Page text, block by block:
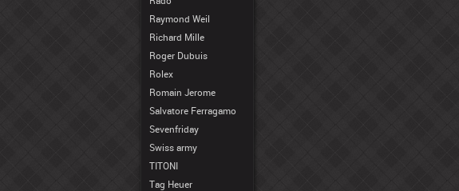
Raymond Weil
Richard Mille
Roger Dubuis
Rolex
Romain Jerome
Salvatore Ferragamo
Sevenfriday
Swiss army
TITONI
Tag Heuer